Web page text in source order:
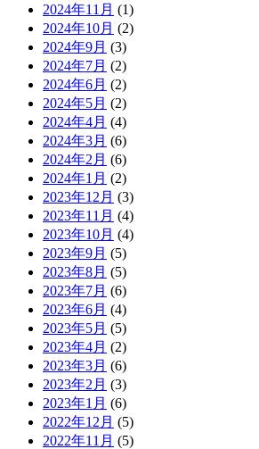
2024年11月 (1)
2024年10月 (2)
2024年9月 (3)
2024年7月 (2)
2024年6月 (2)
2024年5月 (2)
2024年4月 (4)
2024年3月 (6)
2024年2月 (6)
2024年1月 (2)
2023年12月 (3)
2023年11月 (4)
2023年10月 (4)
2023年9月 (5)
2023年8月 (5)
2023年7月 (6)
2023年6月 (4)
2023年5月 (5)
2023年4月 (2)
2023年3月 (6)
2023年2月 (3)
2023年1月 (6)
2022年12月 (5)
2022年11月 (5)